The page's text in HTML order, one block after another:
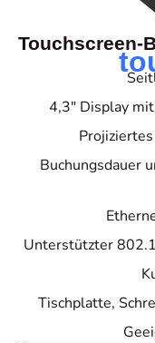
Touchscreen-
4,3" Display
Buchungsdauer
Unterstützter
Tischplatte,